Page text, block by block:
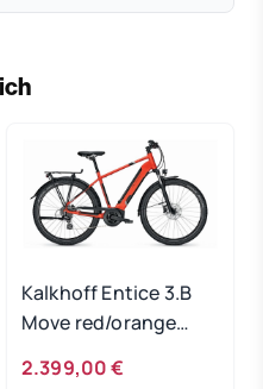
Kalkhoff Entice 3.B
Move red/orange
cm Gebrauchtrad
2.399,00 €